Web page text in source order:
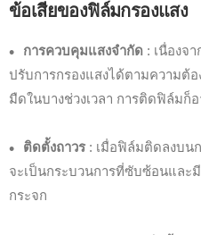
ข้อเสียของฟิล์มกรองแสง
การควบคุมแสงจำกัด : เนื่องจ
ปรับการกรองแสงได้ตามความต้อ
มืดในบางช่วงเวลา การติดฟิล์มก็
ติดตั้งถาวร : เมื่อฟิล์มติดลงบน
จะเป็นกระบวนการที่ซับซ้อนและ
กระจก